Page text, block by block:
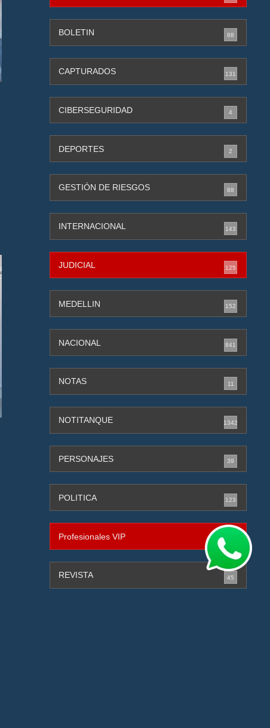
BOLETIN 88
CAPTURADOS 131
CIBERSEGURIDAD 4
DEPORTES 2
GESTIÓN DE RIESGOS 88
INTERNACIONAL 143
JUDICIAL 125
MEDELLIN 152
NACIONAL 841
NOTAS 11
NOTITANQUE 1342
PERSONAJES 39
POLITICA 123
Profesionales VIP
REVISTA 45